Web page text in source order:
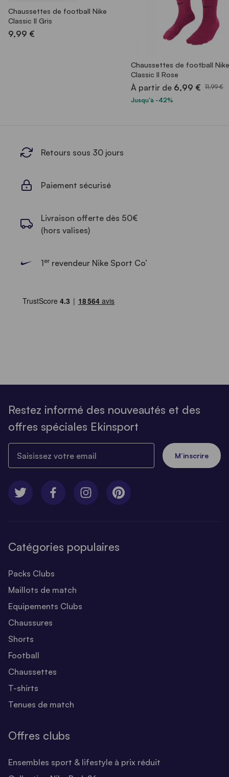
Chaussettes de football Nike
Classic II Gris
9,99 €
Chaussettes de football Nike
Classic II Rose
À partir de 6,99 € 11,99 €
Jusqu'à -42%
Retours sous 30 jours
Paiement sécurisé
Livraison offerte dès 50€
(hors valises)
1errevendeur Nike Sport Co’
Restez informé des nouveautés et des
offres spéciales Ekinsport
M’inscrire
Catégories populaires
Packs Clubs
Maillots de match
Equipements Clubs
Chaussures
Shorts
Football
Chaussettes
T-shirts
Tenues de match
Offres clubs
Ensembles sport & lifestyle à prix réduit